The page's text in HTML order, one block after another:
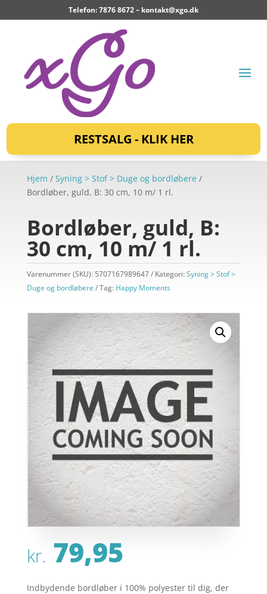
Telefon: 7876 8672 – kontakt@xgo.dk
RESTSALG - KLIK HER
Hjem / Syning > Stof > Duge og bordløbere /
Bordløber, guld, B: 30 cm, 10 m/ 1 rl.
Bordløber, guld, B:
30 cm, 10 m/ 1 rl.
Varenummer (SKU): 5707167989647 Kategori:Syning > Stof >
Duge og bordløbere
Tag: Happy Moments
kr. 79,95
Indbydende bordløber i 100% polyester til dig, der